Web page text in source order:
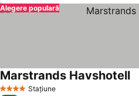
Alegere populară
4 Stele Stațiune
Marstrands Havshotell